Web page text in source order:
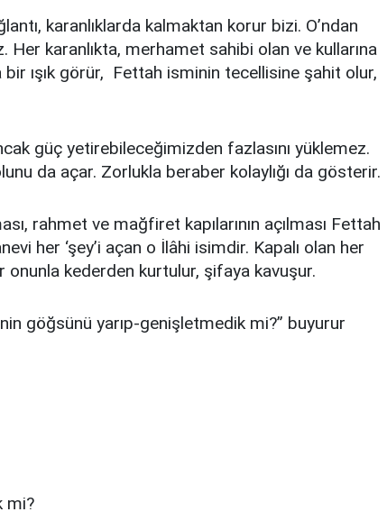
karanlıklarda kalmaktan korur bizi. O’ndan
karanlıkta, merhamet sahibi olan ve kullarına
bir ışık görür, Fettah isminin tecellisine şahit olur,
güç yetirebileceğimizden fazlasını yüklemez.
da açar. Zorlukla beraber kolaylığı da gösterir.
rahmet ve mağfiret kapılarının açılması Fettah
her ‘şey’i açan o İlâhi isimdir. Kapalı olan her
onunla kederden kurtulur, şifaya kavuşur.
göğsünü yarıp-genişletmedik mi?” buyurur
mi?